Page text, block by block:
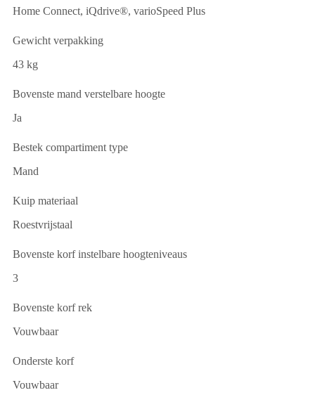
Home Connect, iQdrive®, varioSpeed Plus
Gewicht verpakking
43 kg
Bovenste mand verstelbare hoogte
Ja
Bestek compartiment type
Mand
Kuip materiaal
Roestvrijstaal
Bovenste korf instelbare hoogteniveaus
3
Bovenste korf rek
Vouwbaar
Onderste korf
Vouwbaar